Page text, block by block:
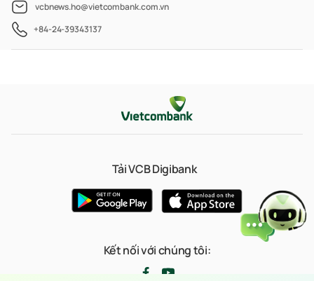
vcbnews.ho@vietcombank.com.vn
+84-24-39343137
Tải VCB Digibank
Kết nối với chúng tôi: